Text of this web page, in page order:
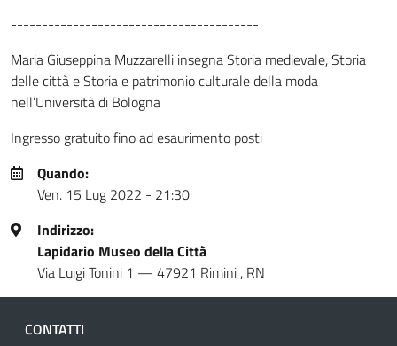
----------------------------------------
Maria Giuseppina Muzzarelli insegna Storia medievale, Storia
delle città e Storia e patrimonio culturale della moda
nell’Università di Bologna
Ingresso gratuito fino ad esaurimento posti
Quando:
Ven. 15 Lug 2022 - 21:30
Indirizzo:
Lapidario Museo della Città
Via Luigi Tonini 1 — 47921 Rimini , RN
CONTATTI